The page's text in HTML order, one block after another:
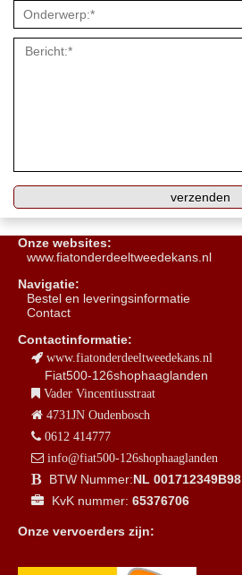
Onze websites:
www.fiatonderdeeltweedekans.nl
Navigatie:
Bestel en leveringsinformatie
Contact
Contactinformatie:
www.fiatonderdeeltweedekans.nl
Fiat500-126shophaaglanden
Vader Vincentiusstraat
4731JN Oudenbosch
0612 414777
info@fiat500-126shophaaglanden
BTW Nummer:NL 001712349B98
KvK nummer: 65376706
Onze vervoerders zijn: